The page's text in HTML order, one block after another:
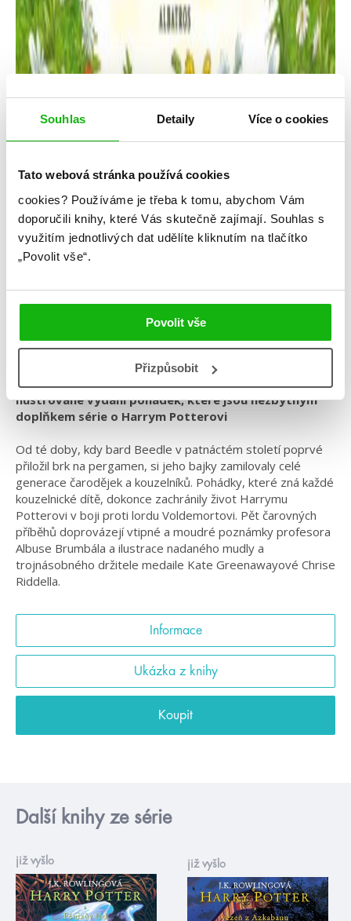
Souhlas Detaily Více o cookies
Tato webová stránka používá cookies
cookies? Používáme je třeba k tomu, abychom Vám
doporučili knihy, které Vás skutečně zajímají. Souhlas s
využitím jednotlivých dat udělíte kliknutím na tlačítko
„Povolit vše“.
Povolit vše
Přizpůsobit
Série: Harry Potter ilustrovaný
Bajky barda Beedleho – ilustrované
vydání
J. K. Rowlingová
Ilustrované vydání pohádek, které jsou nezbytným
doplňkem série o Harrym Potterovi
Od té doby, kdy bard Beedle v patnáctém století poprvé
přiložil brk na pergamen, si jeho bajky zamilovaly celé
generace čarodějek a kouzelníků. Pohádky, které zná každé
kouzelnické dítě, dokonce zachránily život Harrymu
Potterovi v boji proti lordu Voldemortovi. Pět čarovných
příběhů doprovázejí vtipné a moudré poznámky profesora
Albuse Brumbála a ilustrace nadaného mudly a
trojnásobného držitele medaile Kate Greenawayové Chrise
Riddella.
Informace
Ukázka z knihy
Koupit
Další knihy ze série
již vyšlo již vyšlo